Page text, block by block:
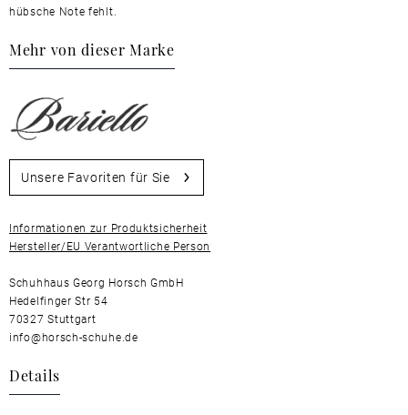
hübsche Note fehlt.
Mehr von dieser Marke
Unsere Favoriten für Sie
Informationen zur Produktsicherheit
Hersteller/EU Verantwortliche Person
Schuhhaus Georg Horsch GmbH
Hedelfinger Str 54
70327 Stuttgart
info@horsch-schuhe.de
Details